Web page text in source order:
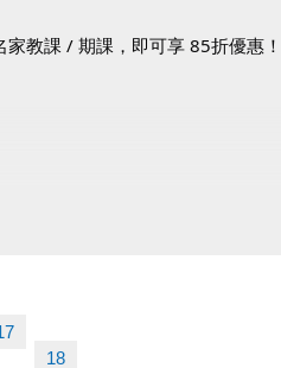
教課 / 期課，即可享 85折優惠！
18